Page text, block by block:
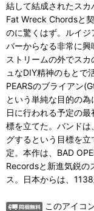
結して結成されたス
Fat Wreck Chordsと
のに驚くはず。ルイ
バーからなる非常に
ストリームの外でス
ュなDIY精神のもとで
PEARSのブライアン
という単純な目的の
日に行われる予定の
標を立てた。バンド
グするという目標を
定。本作は、BAD
Recordsと新進気鋭の
ス。日本からは、
このアイコ